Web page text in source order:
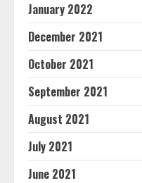
January 2022
December 2021
October 2021
September 2021
August 2021
July 2021
June 2021